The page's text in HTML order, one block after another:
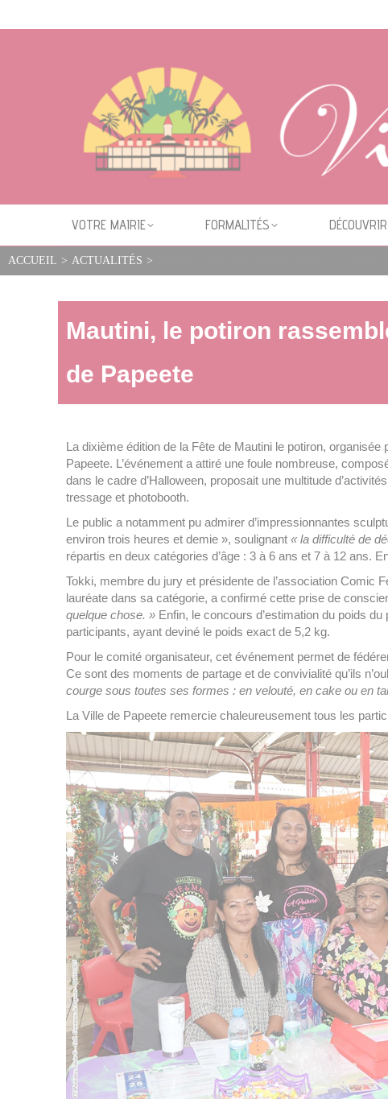
VOTRE MAIRIE FORMALITÉS
ACCUEIL > ACTUALITÉS >
Mautini, le potiron
de Papeete
La dixième édition de la Fête de Mautini le potiron,
Papeete. L’événement a attiré une foule nombreuse,
dans le cadre d’Halloween, proposait une multitude
tressage et photobooth.
Le public a notamment pu admirer d’impressionnantes
environ trois heures et demie », soulignant « la difficulté de
répartis en deux catégories d’âge : 3 à 6 ans et 7 à 12 ans.
Tokki, membre du jury et présidente de l’association Comic
lauréate dans sa catégorie, a confirmé cette prise de
quelque chose. » Enfin, le concours d’estimation du poids
participants, ayant deviné le poids exact de 5,2 kg.
Pour le comité organisateur, cet événement permet de
Ce sont des moments de partage et de convivialité qu’ils
courge sous toutes ses formes : en velouté, en cake ou en
La Ville de Papeete remercie chaleureusement tous les